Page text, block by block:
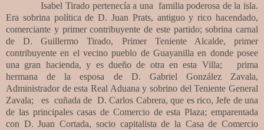
Isabel Tirado pertenecía a una familia poderosa de la isla.
Era sobrina política de D. Juan Prats, antiguo y rico hacendado,
comerciante y primer contribuyente de este partido; sobrina carnal
de D. Guillermo Tirado, Primer Teniente Alcalde, primer
contribuyente en el vecino pueblo de Guayanilla en donde posee
una gran hacienda, y es dueño de otra en esta Villa;
prima
hermana de la esposa de D. Gabriel González Zavala,
Administrador de esta Real Aduana y sobrino del Teniente General
Zavala;
es cuñada de D. Carlos Cabrera, que es rico, Jefe de una
de las principales casas de Comercio de esta Plaza; emparentada
con D. Juan Cortada, socio capitalista de la Casa de Comercio